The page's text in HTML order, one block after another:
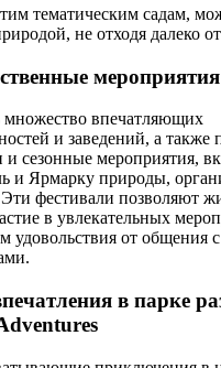
тематическим садам,
не отходя далеко
мероприятия
множество впечатляющих
и заведений, а также
сезонные мероприятия,
и Ярмарку природы,
фестивали позволяют
в увлекательных
удовольствия от общения с
в парке